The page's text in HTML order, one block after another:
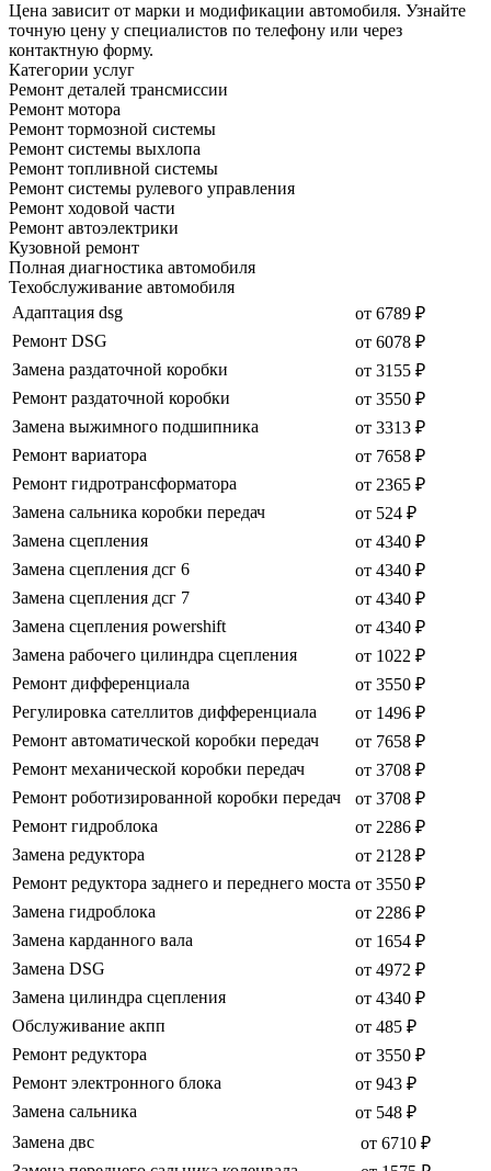
Цена зависит от марки и модификации автомобиля. Узнайте
точную цену у специалистов по телефону или через
контактную форму.
Категории услуг
Ремонт деталей трансмиссии
Ремонт мотора
Ремонт тормозной системы
Ремонт системы выхлопа
Ремонт топливной системы
Ремонт системы рулевого управления
Ремонт ходовой части
Ремонт автоэлектрики
Кузовной ремонт
Полная диагностика автомобиля
Техобслуживание автомобиля
Адаптация dsg
от 6789 ₽
Ремонт DSG
от 6078 ₽
Замена раздаточной коробки
от 3155 ₽
Ремонт раздаточной коробки
от 3550 ₽
Замена выжимного подшипника
от 3313 ₽
Ремонт вариатора
от 7658 ₽
Ремонт гидротрансформатора
от 2365 ₽
Замена сальника коробки передач
от 524 ₽
Замена сцепления
от 4340 ₽
Замена сцепления дсг 6
от 4340 ₽
Замена сцепления дсг 7
от 4340 ₽
Замена сцепления powershift
от 4340 ₽
Замена рабочего цилиндра сцепления
от 1022 ₽
Ремонт дифференциала
от 3550 ₽
Регулировка сателлитов дифференциала
от 1496 ₽
Ремонт автоматической коробки передач
от 7658 ₽
Ремонт механической коробки передач
от 3708 ₽
Ремонт роботизированной коробки передач
от 3708 ₽
Ремонт гидроблока
от 2286 ₽
Замена редуктора
от 2128 ₽
Ремонт редуктора заднего и переднего моста от 3550 ₽
Замена гидроблока
от 2286 ₽
Замена карданного вала
от 1654 ₽
Замена DSG
от 4972 ₽
Замена цилиндра сцепления
от 4340 ₽
Обслуживание акпп
от 485 ₽
Ремонт редуктора
от 3550 ₽
Ремонт электронного блока
от 943 ₽
Замена сальника
от 548 ₽
Замена двс
от 6710 ₽